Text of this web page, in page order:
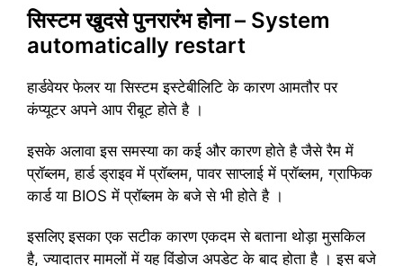
सिस्टम खुदसे पुनरारंभ होना – System
automatically restart
हार्डवेयर फेलर या सिस्टम इस्टेबीलिटि के कारण आमतौर पर
कंप्यूटर अपने आप रीबूट होते है ।
इसके अलावा इस समस्या का कई और कारण होते है जैसे रैम में
प्रॉब्लम, हार्ड ड्राइव में प्रॉब्लम, पावर साप्लाई में प्रॉब्लम, ग्राफिक
कार्ड या BIOS में प्रॉब्लम के बजे से भी होते है ।
इसलिए इसका एक सटीक कारण एकदम से बताना थोड़ा मुसकिल
है, ज्यादातर मामलों में यह विंडोज अपडेट के बाद होता है । इस बजे